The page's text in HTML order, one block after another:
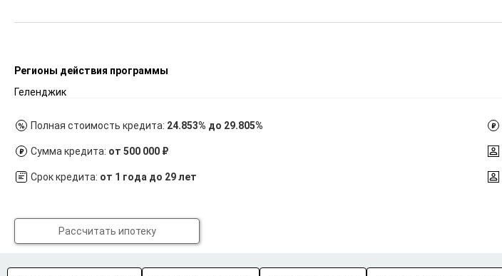
Регионы действия программы
Геленджик
Полная стоимость кредита: 24.853% до 29.805%
Сумма кредита: от 500 000 ₽
Срок кредита: от 1 года до 29 лет
Рассчитать ипотеку